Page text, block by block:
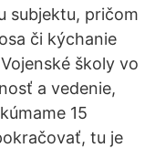
subjektu, pričom
či kýchanie
školy vo
a vedenie,
15
tu je